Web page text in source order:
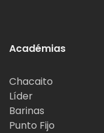
Académias
Chacaito
Líder
Barinas
Punto Fijo